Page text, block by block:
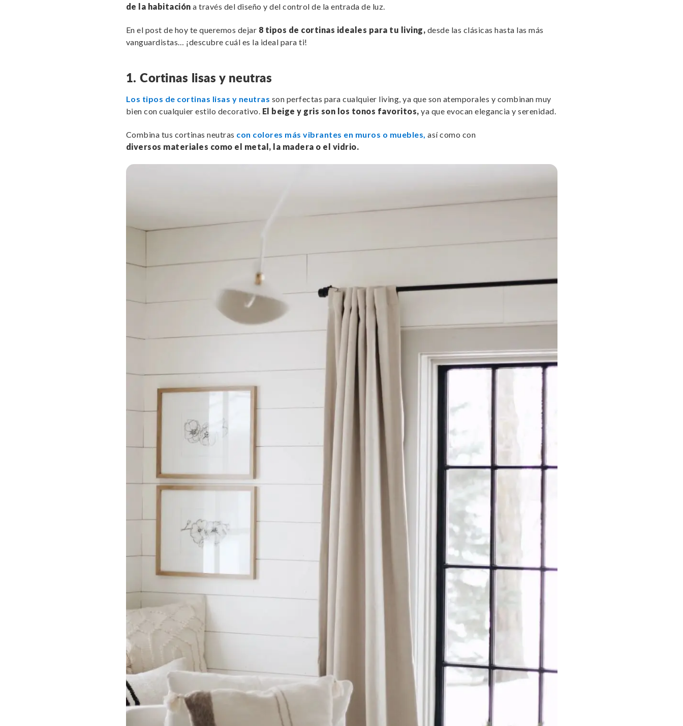
de la habitación a través del diseño y del control de la entrada de luz.
En el post de hoy te queremos dejar 8 tipos de cortinas ideales para tu living, desde las clásicas hasta las más
vanguardistas… ¡descubre cuál es la ideal para ti!
1. Cortinas lisas y neutras
Los tipos de cortinas lisas y neutras son perfectas para cualquier living, ya que son atemporales y combinan muy
bien con cualquier estilo decorativo. El beige y gris son los tonos favoritos, ya que evocan elegancia y serenidad.
Combina tus cortinas neutras con colores más vibrantes en muros o muebles, así como con
diversos materiales como el metal, la madera o el vidrio.